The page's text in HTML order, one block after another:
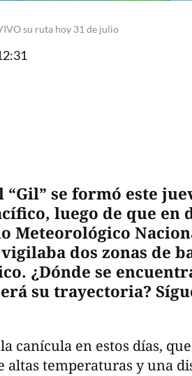
su ruta hoy 31 de julio
se formó este
luego de que en
Meteorológico
dos zonas de
¿Dónde se
su trayectoria?
canícula en estos días, que
altas temperaturas y una